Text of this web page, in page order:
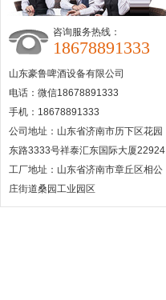
咨询服务热线：
18678891333
山东豪鲁啤酒设备有限公司
电话：微信18678891333
手机：18678891333
公司地址：山东省济南市历下区花园
东路3333号祥泰汇东国际大厦22924
工厂地址：山东省济南市章丘区相公
庄街道桑园工业园区